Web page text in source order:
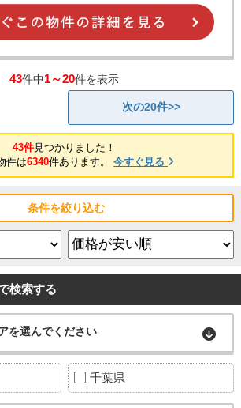
43件中1～20件を表示
次の20件>>
43件見つかりました！
件は6340件あります。 今すぐ見る
条件を絞り込む
検索する
を選んでください
千葉県